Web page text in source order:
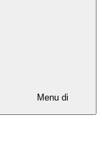
Menu di